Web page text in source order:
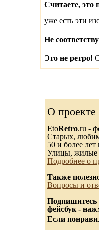
Считаете, это
уже есть эти
Не
Это не ретро!
О проекте
EtoRetro.ru -
Старых,
50 и более лет
Улицы, жилые
Подробнее о
Также
Вопросы и
Подпишитесь
фейсбук -
Если